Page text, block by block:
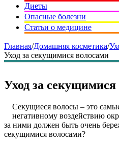
Диеты
Опасные болезни
Статьи о медицине
Главная/Домашняя косметика/
Уход за секущимися волосами
Уход за
Секущиеся волосы – это
негативному воздействию
за ними должен быть очень
секущимися волосами?